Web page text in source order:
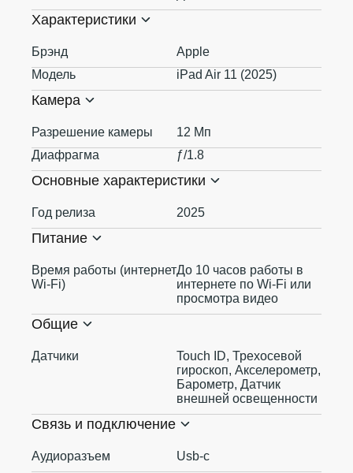
Характеристики
Брэнд
Apple
Модель
iPad Air 11 (2025)
Камера
Разрешение камеры
12 Мп
Диафрагма
ƒ/1.8
Основные характеристики
Год релиза 2025
Питание
Время работы (интернет
Wi-Fi)
До 10 часов работы в
интернете по Wi‑Fi или
просмотра видео
Общие
Датчики
Touch ID, Трехосевой
гироскоп, Акселерометр,
Барометр, Датчик
внешней освещенности
Связь и подключение
Аудиоразъем Usb-c